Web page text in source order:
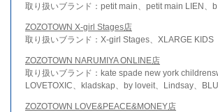
取り扱いブランド：petit main、petit main LIEN、
ZOZOTOWN X-girl Stages店
取り扱いブランド：X-girl Stages、XLARGE KIDS
ZOZOTOWN NARUMIYA ONLINE店
取り扱いブランド：kate spade new york
LOVETOXIC、kladskap、by loveit、Lindsay、
ZOZOTOWN LOVE&PEACE&MONEY店